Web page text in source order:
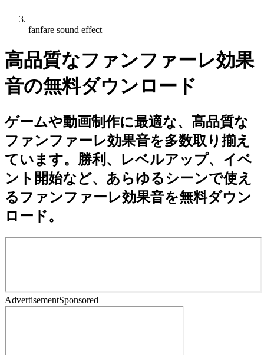
fanfare sound effect
高品質なファンファーレ効果
音の無料ダウンロード
ゲームや動画制作に最適な、高品質な
ファンファーレ効果音を多数取り揃え
ています。勝利、レベルアップ、イベ
ント開始など、あらゆるシーンで使え
るファンファーレ効果音を無料ダウン
ロード。
AdvertisementSponsored